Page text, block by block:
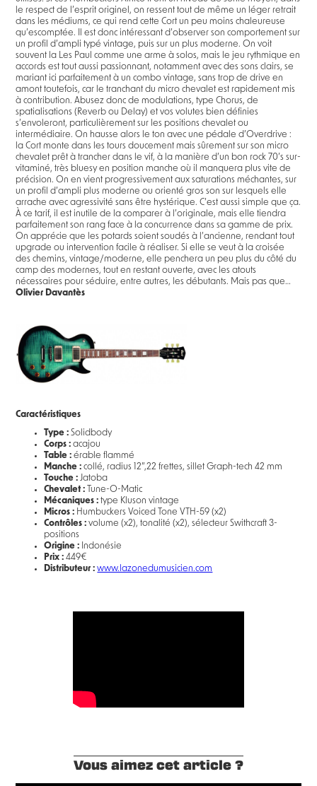
le respect de l’esprit originel, on ressent tout de même un léger retrait
dans les médiums, ce qui rend cette Cort un peu moins chaleureuse
qu’escomptée. Il est donc intéressant d’observer son comportement sur
un profil d’ampli typé vintage, puis sur un plus moderne. On voit
souvent la Les Paul comme une arme à solos, mais le jeu rythmique en
accords est tout aussi passionnant, notamment avec des sons clairs, se
mariant ici parfaitement à un combo vintage, sans trop de drive en
amont toutefois, car le tranchant du micro chevalet est rapidement mis
à contribution. Abusez donc de modulations, type Chorus, de
spatialisations (Reverb ou Delay) et vos volutes bien définies
s’envoleront, particulièrement sur les positions chevalet ou
intermédiaire. On hausse alors le ton avec une pédale d’Overdrive :
la Cort monte dans les tours doucement mais sûrement sur son micro
chevalet prêt à trancher dans le vif, à la manière d’un bon rock 70’s sur-
vitaminé, très bluesy en position manche où il manquera plus vite de
précision. On en vient progressivement aux saturations méchantes, sur
un profil d’ampli plus moderne ou orienté gros son sur lesquels elle
arrache avec agressivité sans être hystérique. C’est aussi simple que ça.
À ce tarif, il est inutile de la comparer à l’originale, mais elle tiendra
parfaitement son rang face à la concurrence dans sa gamme de prix.
On apprécie que les potards soient soudés à l’ancienne, rendant tout
upgrade ou intervention facile à réaliser. Si elle se veut à la croisée
des chemins, vintage/moderne, elle penchera un peu plus du côté du
camp des modernes, tout en restant ouverte, avec les atouts
nécessaires pour séduire, entre autres, les débutants. Mais pas que…
Olivier Davantès
Caractéristiques
Type :Solidbody
Corps :acajou
Table :érable flammé
Manche :collé, radius 12”,22 frettes, sillet Graph-tech 42 mm
Touche :Jatoba
Chevalet :
Tune-O-Matic
Mécaniques :type Kluson vintage
Micros : Humbuckers Voiced Tone VTH-59 (x2)
Contrôles : volume (x2), tonalité (x2), sélecteur Swithcraft 3-
positions
Origine : Indonésie
Prix : 449€
Distributeur :www.lazonedumusicien.com
Vous aimez cet article ?